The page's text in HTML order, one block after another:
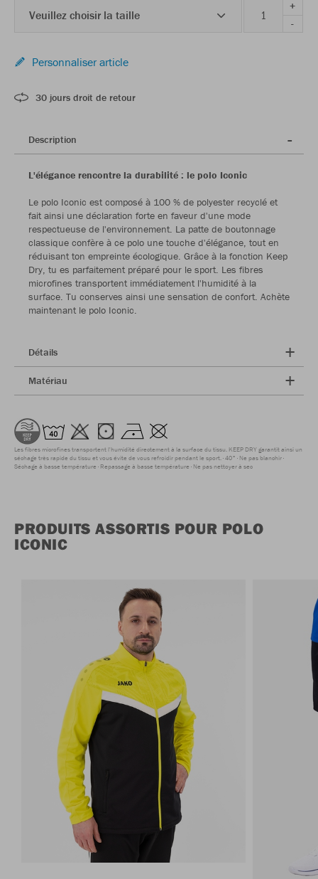
Veuillez choisir la taille
+
-
Personnaliser article
30 jours droit de retour
Description
L'élégance rencontre la durabilité : le polo Iconic
Le polo Iconic est composé à 100 % de polyester recyclé et
fait ainsi une déclaration forte en faveur d'une mode
respectueuse de l'environnement. La patte de boutonnage
classique confère à ce polo une touche d'élégance, tout en
réduisant ton empreinte écologique. Grâce à la fonction Keep
Dry, tu es parfaitement préparé pour le sport. Les fibres
microfines transportent immédiatement l'humidité à la
surface. Tu conserves ainsi une sensation de confort. Achète
maintenant le polo Iconic.
Détails
Matériau
Les fibres microfines transportent l'humidité directement à la surface du tissu. KEEP DRY garantit ainsi un
séchage très rapide du tissu et vous évite de vous refroidir pendant le sport. 40° Ne pas blanchir
Séchage à basse température Repassage à basse température Ne pas nettoyer à sec
PRODUITS ASSORTIS POUR POLO
ICONIC